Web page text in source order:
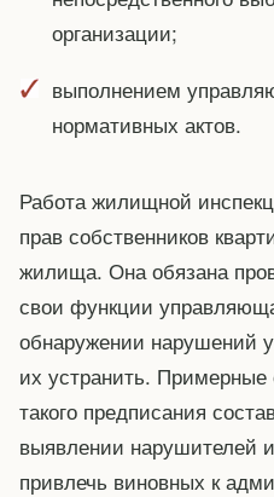
организации;
выполнением
нормативных актов.
Работа жилищной
прав собственников
жилища. Она обязана
свои функции
обнаружении нарушений
их устранить.
такого предписания
выявлении нарушителей
привлечь виновных к